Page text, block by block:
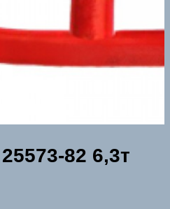
82 6,3т